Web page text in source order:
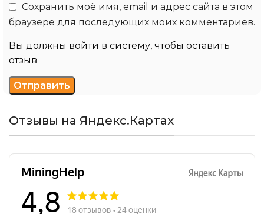
Сохранить моё имя, email и адрес сайта в этом
браузере для последующих моих комментариев.
Вы должны войти в систему, чтобы оставить
отзыв
Отзывы на Яндекс.Картах